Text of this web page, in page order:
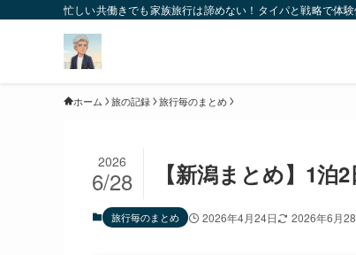
忙しい共働きでも家族旅行は諦めない！タイパと戦略で体
ホーム 旅の記録 旅行毎のまとめ
【新潟まとめ】1泊
2026
6/28
旅行毎のまとめ 2026年4月24日 2026年6月